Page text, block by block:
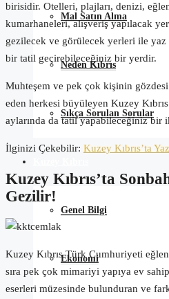
Mal Satın Alma
Neden Kıbrıs
Sıkça Sorulan Sorular
Genel Bilgi
Ekonomi
birisidir. Otelleri, plajları, denizi,
kumarhaneleri, alışveriş yapılacak
gezilecek ve görülecek yerleri ile
bir tatil geçirebileceğiniz bir yerdir.
Muhteşem ve pek çok kişinin
eden herkesi büyüleyen Kuzey
aylarında da tatil yapabileceğiniz bir
İlginizi Çekebilir: Kuzey Kıbrıs’ta
Kuzey Kıbrıs’ta
Gezilir!
Kuzey Kıbrıs Türk Cumhuriyeti
sıra pek çok mimariyi yapıya ev
eserleri müzesinde bulunduran ve